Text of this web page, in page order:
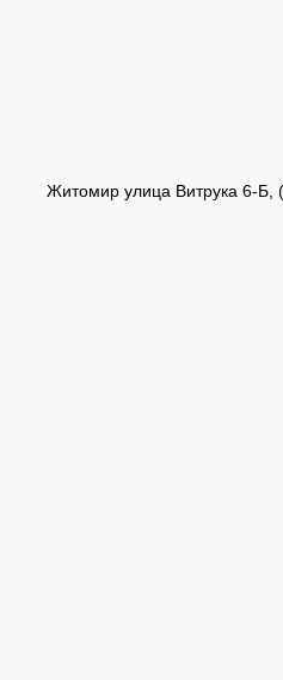
Житомир улица Витрука 6-Б,